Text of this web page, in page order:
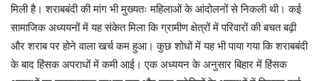
मिली है। शराबबंदी की मांग भी मुख्यतः महिलाओं के आंदोलनों से निकली थी। कई
सामाजिक अध्ययनों में यह संकेत मिला कि ग्रामीण क्षेत्रों में परिवारों की बचत बढ़ी
और शराब पर होने वाला खर्च कम हुआ। कुछ शोधों में यह भी पाया गया कि शराबबंदी
के बाद हिंसक अपराधों में कमी आई। एक अध्ययन के अनुसार बिहार में हिंसक